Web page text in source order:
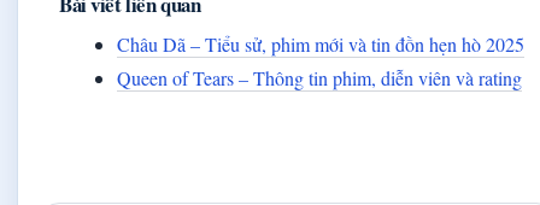
Châu Dã – Tiểu sử, phim mới và tin đồn hẹn hò 2025
Queen of Tears – Thông tin phim, diễn viên và rating